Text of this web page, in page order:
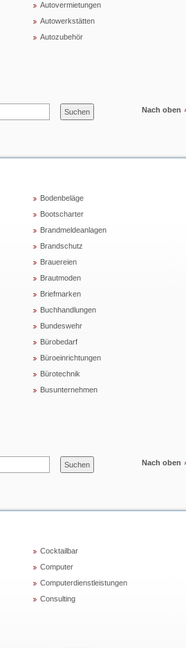
Autovermietungen
Autowerkstätten
Autozubehör
Nach oben
Bodenbeläge
Bootscharter
Brandmeldeanlagen
Brandschutz
Brauereien
Brautmoden
Briefmarken
Buchhandlungen
Bundeswehr
Bürobedarf
Büroeinrichtungen
Bürotechnik
Busunternehmen
Nach oben
Cocktailbar
Computer
Computerdienstleistungen
Consulting